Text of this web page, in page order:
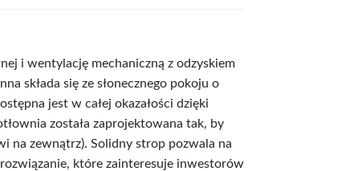
i wentylację mechaniczną z odzyskiem
składa się ze słonecznego pokoju o
jest w całej okazałości dzięki
została zaprojektowana tak, by
na zewnątrz). Solidny strop pozwala na
które zainteresuje inwestorów